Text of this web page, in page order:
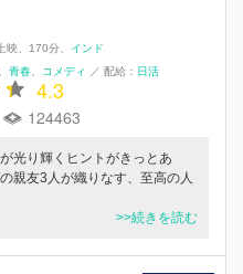
映 170分
インド
青春 コメディ ／ 配給： 日活
4.3
124463
光り輝くヒントがきっとあ
親友3人が織りなす、至高の人
>>続きを読む